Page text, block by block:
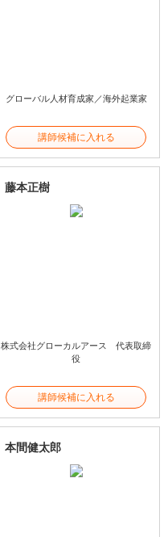
グローバル人材育成家／海外起業家
講師候補に入れる
藤本正樹
株式会社グローカルアース 代表取締
役
講師候補に入れる
本間健太郎